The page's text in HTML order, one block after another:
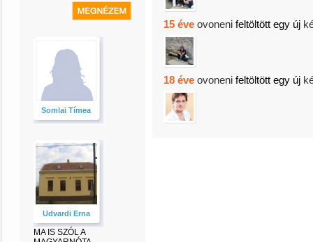
Somlai Tímea
Udvardi Erna
MA IS SZÓL A
15 éve ovoneni feltöltött egy új
18 éve ovoneni feltöltött egy új